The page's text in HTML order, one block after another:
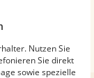
Nutzen Sie
Sie direkt
sowie spezielle